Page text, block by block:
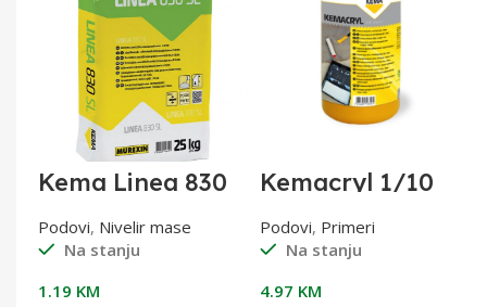
Kema Linea 830
Podovi, Nivelir mase
Na stanju
1.19 KM
Kemacryl 1/10
Podovi, Primeri
Na stanju
4.97 KM